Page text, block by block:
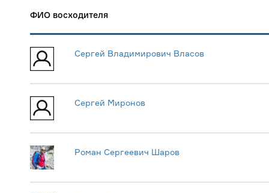
ФИО восходителя
Сергей Владимирович Власов
Сергей Миронов
Роман Сергеевич Шаров